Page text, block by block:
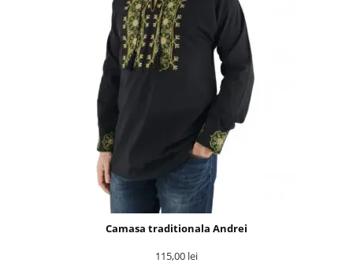
Camasa traditionala Andrei
115,00 lei